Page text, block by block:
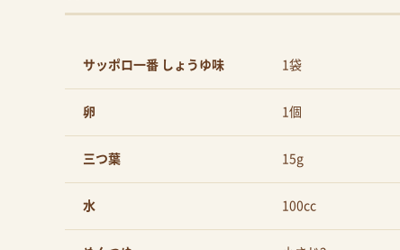
サッポロ一番 しょうゆ味 1袋
卵 1個
三つ葉 15g
水 100cc